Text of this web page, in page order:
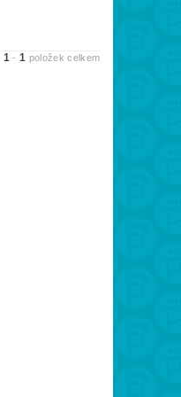
1 -1 položek celkem